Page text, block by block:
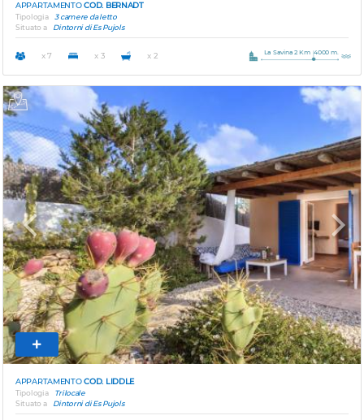
APPARTAMENTOCOD. BERNADT
Tipologia
3 camere da letto
Situato a
Dintorni di Es Pujols
x 7 x 3 x 2 La Savina 2 Km 4000 m.
Previous Next
APPARTAMENTOCOD. LIDDLE
Tipologia
Trilocale
Situato a
Dintorni di Es Pujols